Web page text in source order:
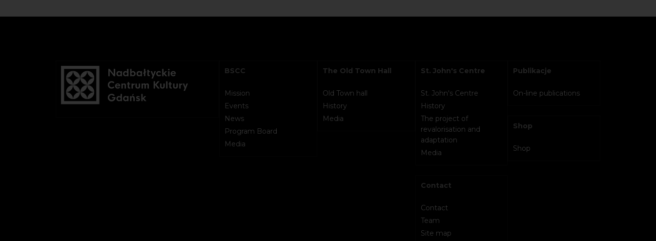
BSCC
Mission
Events
News
Program Board
Media
The Old Town Hall
Old Town hall
History
Media
St. John's Centre
St. John's Centre
History
The project of
revalorisation and
adaptation
Media
Contact
Contact
Team
Site map
Publikacje
On-line publications
Shop
Shop